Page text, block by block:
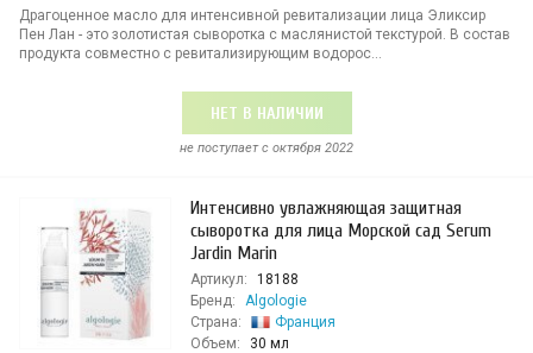
Драгоценное масло для интенсивной ревитализации лица Эликсир
Пен Лан - это золотистая сыворотка с маслянистой текстурой. В состав
продукта совместно с ревитализирующим водорос...
НЕТ В НАЛИЧИИ
не поступает c октября 2022
Интенсивно увлажняющая защитная
сыворотка для лица Морской сад Serum
Jardin Marin
Артикул:
18188
Бренд:
Algologie
Страна:
Франция
Объем:
30 мл